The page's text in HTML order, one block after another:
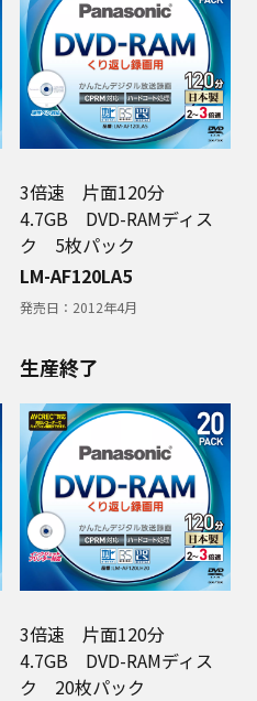
3倍速 片面120分
4.7GB DVD-RAMディス
ク 5枚パック
LM-AF120LA5
発売日： 2012年4月
生産終了
3倍速 片面120分
4.7GB DVD-RAMディス
ク 20枚パック